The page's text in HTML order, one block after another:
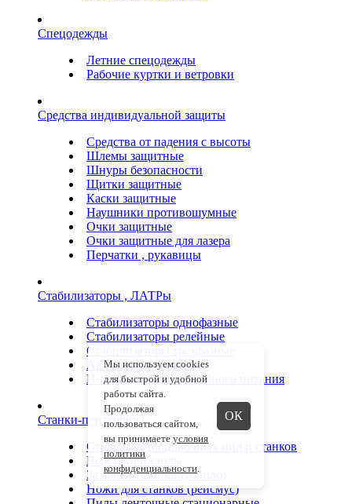
Спецодежды
Летние спецодежды
Рабочие куртки и ветровки
Средства индивидуальной защиты
Средства от падения с высоты
Шлемы защитные
Шнуры безопасности
Щитки защитные
Каски защитные
Наушники противошумные
Очки защитные
Очки защитные для лазера
Перчатки , рукавицы
Стабилизаторы , ЛАТРы
Стабилизаторы однофазные
Стабилизаторы релейные
Стабилизаторы трехфазные
Автотрансформаторы
Источники бесперебойного питания
Станки-плиткорезы
Столы для торцовочных пил и станков
Верстаки и столы
Заточные станки (точило)
Ножи для станков (рейсмус)
Мы используем cookies
для быстрой и удобной
работы сайта.
Продолжая
пользоваться сайтом,
вы принимаете условия
политики
конфиденциальности.
ОК